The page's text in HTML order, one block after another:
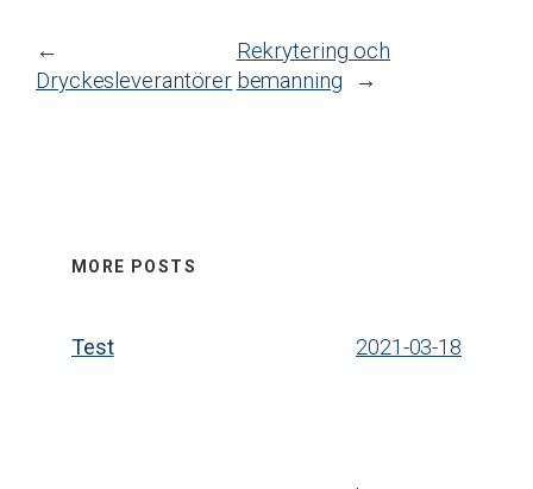
←
Dryckesleverantörer
Rekrytering och
bemanning
→
MORE POSTS
Test 2021-03-18